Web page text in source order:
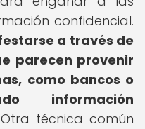
confidencial.
a través de
parecen provenir
como bancos o
información
Otra técnica común